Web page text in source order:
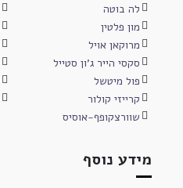
לה בוטה
מון פלטין
מרוקאן אויל
סקסי הייר ג'ון סטייל
פול מיטשל
קרייזי קולור
שוורצקופף-אוסיס
מידע נוסף